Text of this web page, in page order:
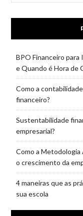
BPO Financeiro
e Quando é Hora de
Como a
financeiro?
Sustentabilidade
empresarial?
Como a Metodologia
o crescimento da
4 maneiras que as
sua escola